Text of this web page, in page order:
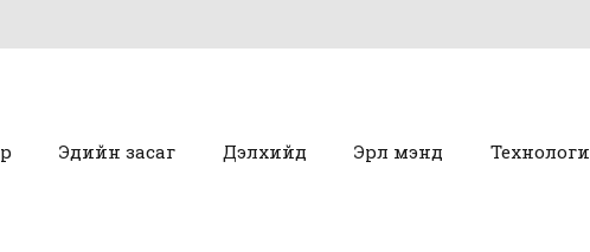
Эдийн засаг Дэлхийд Эрүүл мэнд Технологи